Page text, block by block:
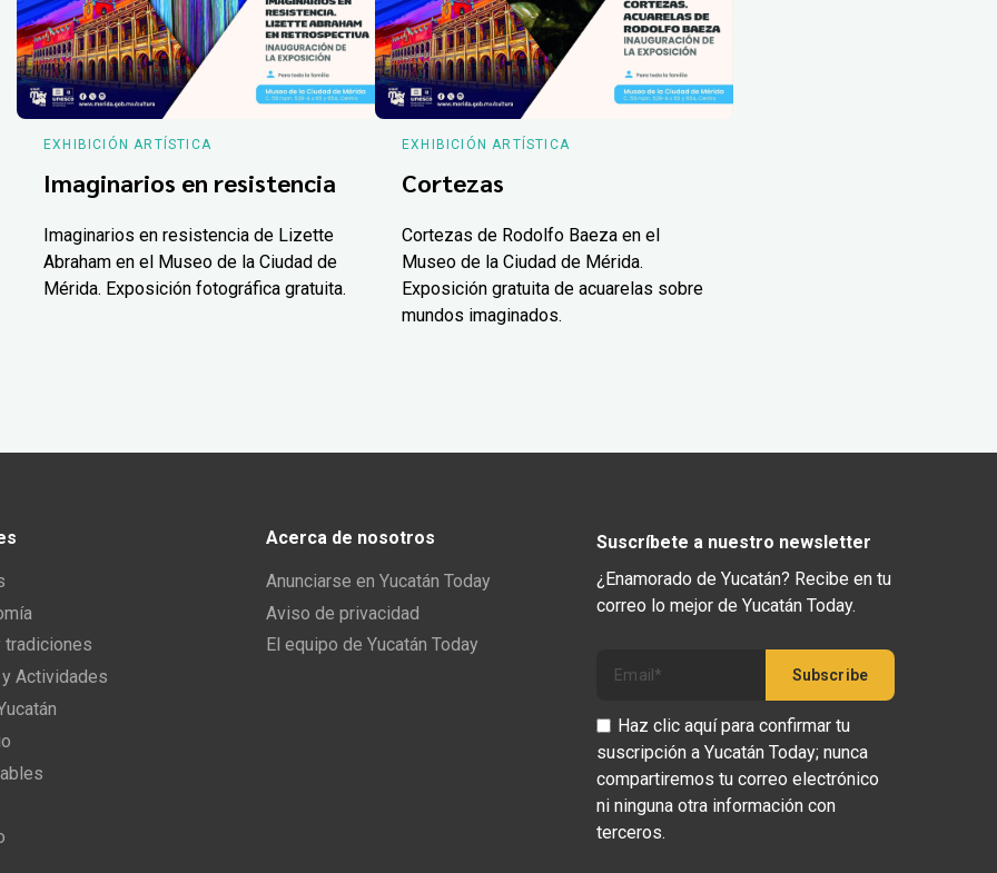
EXHIBICIÓN ARTÍSTICA
Imaginarios en resistencia
Imaginarios en resistencia de Lizette
Abraham en el Museo de la Ciudad de
Mérida. Exposición fotográfica gratuita.
EXHIBICIÓN ARTÍSTICA
Cortezas
Cortezas de Rodolfo Baeza en el
Museo de la Ciudad de Mérida.
Exposición gratuita de acuarelas sobre
mundos imaginados.
tradiciones
Actividades
Acerca de nosotros
Anunciarse en Yucatán Today
Aviso de privacidad
El equipo de Yucatán Today
Suscríbete a nuestro newsletter
¿Enamorado de Yucatán? Recibe en tu
correo lo mejor de Yucatán Today.
Haz clic aquí para confirmar tu
suscripción a Yucatán Today; nunca
compartiremos tu correo electrónico
ni ninguna otra información con
terceros.